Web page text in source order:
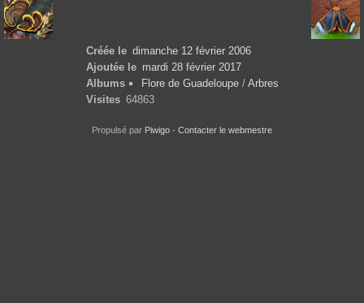
Créée le dimanche 12 février 2006
Ajoutée le mardi 28 février 2017
Albums
Flore de Guadeloupe/ Arbres
Visites 64863
Propulsé par Piwigo - Contacter le webmestre